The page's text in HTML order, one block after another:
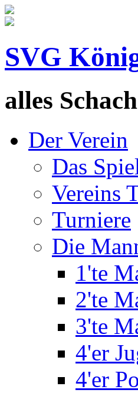
SVG
alles
Der Verein
Das
Vereins
Turniere
Die
1'te
2'te
3'te
4'er
4'er